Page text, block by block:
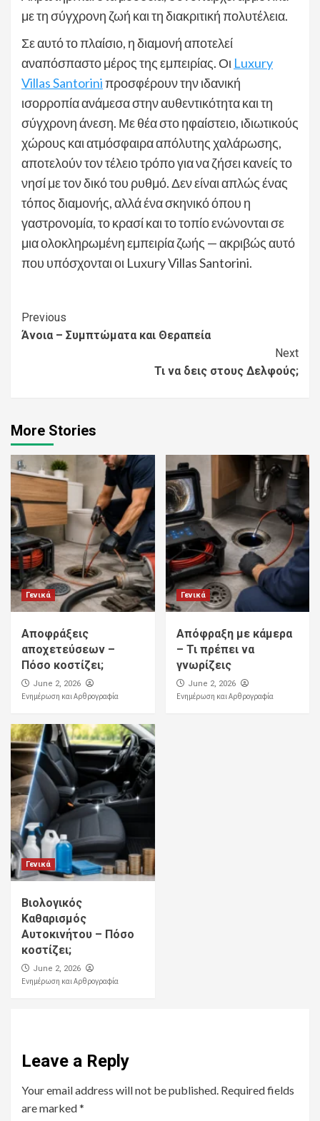
με τη σύγχρονη ζωή και τη διακριτική πολυτέλεια.
Σε αυτό το πλαίσιο, η διαμονή αποτελεί
αναπόσπαστο μέρος της εμπειρίας. Οι Luxury
Villas Santoriniπροσφέρουν την ιδανική
ισορροπία ανάμεσα στην αυθεντικότητα και τη
σύγχρονη άνεση. Με θέα στο ηφαίστειο, ιδιωτικούς
χώρους και ατμόσφαιρα απόλυτης χαλάρωσης,
αποτελούν τον τέλειο τρόπο για να ζήσει κανείς το
νησί με τον δικό του ρυθμό. Δεν είναι απλώς ένας
τόπος διαμονής, αλλά ένα σκηνικό όπου η
γαστρονομία, το κρασί και το τοπίο ενώνονται σε
μια ολοκληρωμένη εμπειρία ζωής — ακριβώς αυτό
που υπόσχονται οι Luxury Villas Santorini.
Continue
Reading
Previous
Άνοια – Συμπτώματα και Θεραπεία
Next
Τι να δεις στους Δελφούς;
More Stories
Γενικά
Αποφράξεις
αποχετεύσεων –
Πόσο κοστίζει;
June 2, 2026
Ενημέρωση και Αρθρογραφία
Γενικά
Απόφραξη με κάμερα
– Τι πρέπει να
γνωρίζεις
June 2, 2026
Ενημέρωση και Αρθρογραφία
Γενικά
Βιολογικός
Καθαρισμός
Αυτοκινήτου – Πόσο
κοστίζει;
June 2, 2026
Ενημέρωση και Αρθρογραφία
Leave a Reply
Your email address will not be published. Required fields
are marked*